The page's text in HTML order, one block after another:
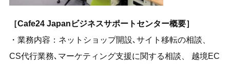
［Cafe24 Japanビジネスサポートセンター概要］
・業務内容：ネットショップ開設､サイト移転の相談、
CS代行業務､マーケティング支援に関する相談、 越境EC